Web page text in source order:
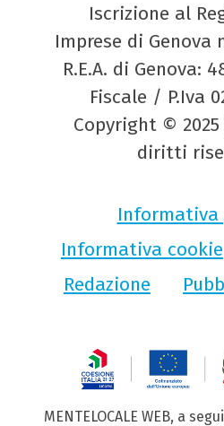
Iscrizione al
Imprese di Genova
R.E.A. di Genova:
Fiscale / P.Iva
Copyright ©
diritti
Informativa
Informativa cookie
Redazione
MENTELOCALE WEB, a